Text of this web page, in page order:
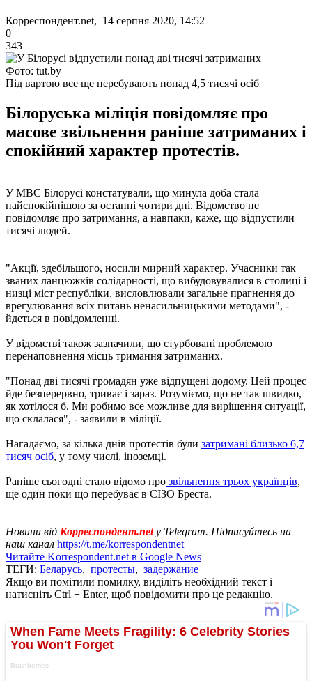
Корреспондент.net, 14 серпня 2020, 14:52
0
343
Фото: tut.by
Під вартою все ще перебувають понад 4,5 тисячі осіб
Білоруська міліція повідомляє про
масове звільнення раніше затриманих і
спокійний характер протестів.
У МВС Білорусі констатували, що минула доба стала
найспокійнішою за останні чотири дні. Відомство не
повідомляє про затримання, а навпаки, каже, що відпустили
тисячі людей.
"Акції, здебільшого, носили мирний характер. Учасники так
званих ланцюжків солідарності, що вибудовувалися в столиці і
низці міст республіки, висловлювали загальне прагнення до
врегулювання всіх питань ненасильницькими методами", -
йдеться в повідомленні.
У відомстві також зазначили, що стурбовані проблемою
перенаповнення місць тримання затриманих.
"Понад дві тисячі громадян уже відпущені додому. Цей процес
йде безперервно, триває і зараз. Розуміємо, що не так швидко,
як хотілося б. Ми робимо все можливе для вирішення ситуації,
що склалася", - заявили в міліції.
Нагадаємо, за кілька днів протестів були затримані близько 6,7
тисяч осіб, у тому числі, іноземці.
Раніше сьогодні стало відомо про звільнення трьох українців,
ще один поки що перебуває в СІЗО Бреста.
Новини від Корреспондент.net у Telegram. Підписуйтесь на
наш канал https://t.me/korrespondentnet
Читайте Korrespondent.net в Google News
ТЕГИ: Беларусь, протесты, задержание
Якщо ви помітили помилку, виділіть необхідний текст і
натисніть Ctrl + Enter, щоб повідомити про це редакцію.